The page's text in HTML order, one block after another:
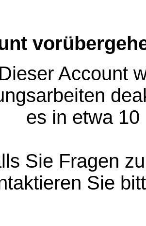
Dieser Account
es in etwa
Sie Fragen
Sie